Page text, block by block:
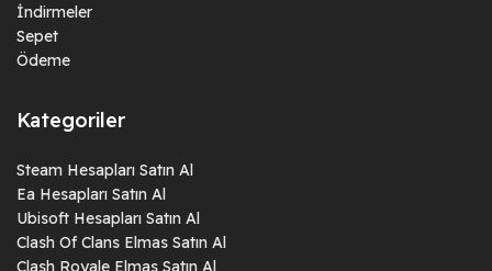
İndirmeler
Sepet
Ödeme
Kategoriler
Steam Hesapları Satın Al
Ea Hesapları Satın Al
Ubisoft Hesapları Satın Al
Clash Of Clans Elmas Satın Al
Clash Royale Elmas Satın Al